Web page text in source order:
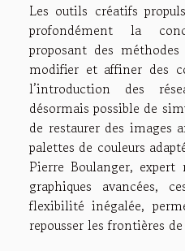
Les outils créatifs
profondément la
proposant des
modifier et affiner des
l’introduction des
désormais possible de
de restaurer des images
palettes de couleurs
Pierre Boulanger,
graphiques avancées,
flexibilité inégalée,
repousser les frontières